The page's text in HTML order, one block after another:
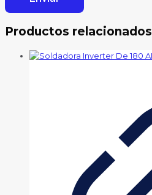
Productos relacionados